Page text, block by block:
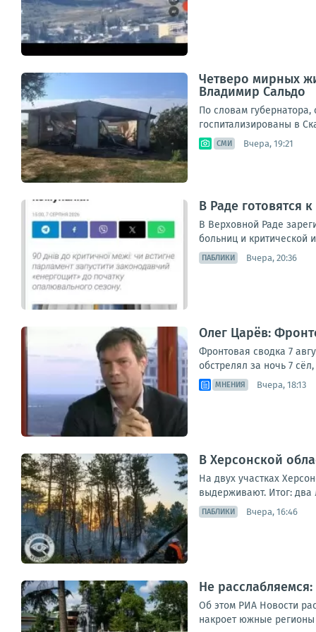
Четверо мирных
Владимир Сальдо
По словам
госпитализированы в
СМИ Вчера, 19:21
В Раде готовятся
В Верховной Раде
больниц и критической
ПАБЛИКИ Вчера, 20:36
Олег Царёв:
Фронтовая сводка 7
обстрелял за ночь 7
МНЕНИЯ Вчера, 18:13
В Херсонской
На двух участках
выдерживают. Итог: два
ПАБЛИКИ Вчера, 16:46
Не
Об этом РИА Новости
накроет южные регионы